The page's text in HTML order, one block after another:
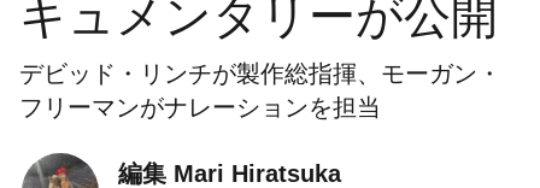
キュメンタリーが公開
デビッド・リンチが製作総指揮、モーガン・
フリーマンがナレーションを担当
編集 Mari Hiratsuka